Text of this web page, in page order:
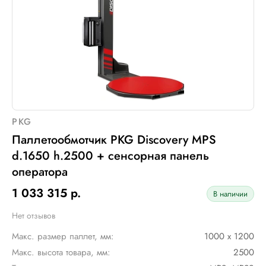
Установленная мощность::
PKG
Паллетообмотчик PKG Discovery MPS
d.1650 h.2500 + сенсорная панель
оператора
1 033 315 р.
В наличии
Нет отзывов
Макс. размер паллет, мм:
1000 х 1200
Макс. высота товара, мм:
2500